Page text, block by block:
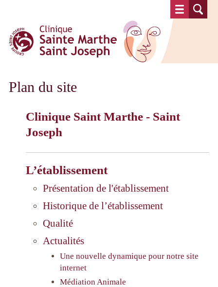
Clinique Sainte Marthe Saint
Plan du site
Clinique Saint Marthe - Saint
Joseph
L’établissement
Présentation de l'établissement
Historique de l’établissement
Qualité
Actualités
Une nouvelle dynamique pour notre site
internet
Médiation Animale